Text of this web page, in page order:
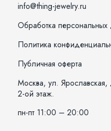
info@thing-jewelry.ru
Обработка персональных
Политика
Публичная оферта
Москва, ул.
2-ой этаж.
пн-пт 11:00 – 20:00